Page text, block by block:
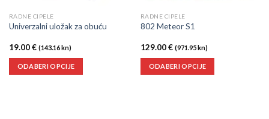
RADNE CIPELE
Univerzalni uložak za obuću
19.00€ (143.16 kn)
ODABERI OPCIJE
RADNE CIPELE
802 Meteor S1
129.00€ (971.95 kn)
ODABERI OPCIJE